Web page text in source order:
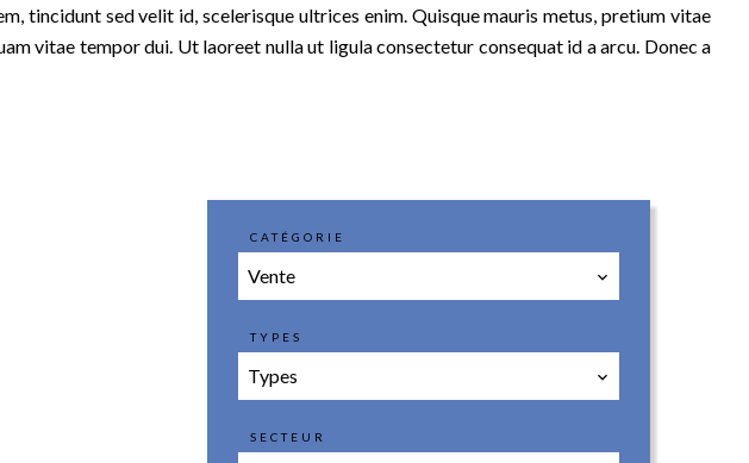
tincidunt sed velit id, scelerisque ultrices enim. Quisque mauris metus, pretium vitae
vitae tempor dui. Ut laoreet nulla ut ligula consectetur consequat id a arcu. Donec a
CATÉGORIE
Vente
TYPES
Types
SECTEUR